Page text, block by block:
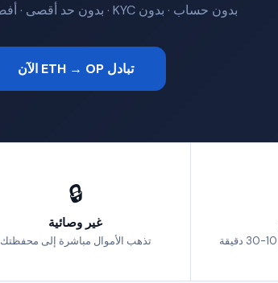
بدون حساب · بدون KYC · بدون حد أقصى · أفضل سعر مضمون
تبادل ETH → OP الآن
🔒
غير وصائية
تذهب الأموال مباشرة إلى محفظتك